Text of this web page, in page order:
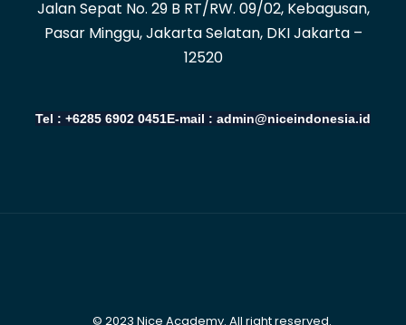
Jalan Sepat No. 29 B RT/RW. 09/02, Kebagusan,
Pasar Minggu, Jakarta Selatan, DKI Jakarta –
12520
Tel : +6285 6902 0451E-mail : admin@niceindonesia.id
© 2023 Nice Academy. All right reserved.